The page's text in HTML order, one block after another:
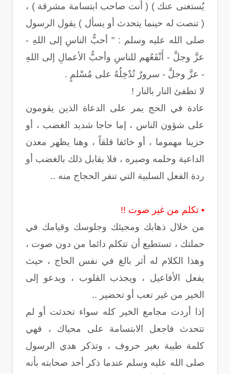
يُستغنى عنك ) ( أنت صاحب ابتسامة مشرقة ) ،
( تنصت له حينما يتحدث أو يسأل ) يقول الرسول
صلى الله عليه وسلم : " أحبُّ الناسِ إلى اللهِ -
عزَّ وجلَّ - أَنْفَعُهم للناسِ وأحبُّ الأعمالِ إلى اللهِ
- عزَّ وجلَّ - سرورٌ تُدْخِلُهُ على مُسْلمٍ .
لا تطفئ النار بالنار !
عادة في الحج يمر على الدعاة الذين يقومون
على شؤون الناس ، إما حاجا شديد الغضب ، أو
حزينا مهموما ، أو خائفا قلقاً ، وهنا يظهر معدن
الداعية وحلمه وصبره ، فلا يقابل ذلك بالغضب أو
ردة الفعل السلبية التي تنفر الحجاج منه ..
• تكلم من غير صوت !!
من خلال ذهابك ومجيئك وجلوسك وقيامك في
حملتك ، تستطيع أن تتكلم دائما من دون صوت ،
وهذا الكلام له أثر بالغ في نفس الحاج ، حيث
يفعل الأفاعيل ، ويجذب القلوب ، ويدعو إلى
الخير من غير تعب أو تحضير ..
إذا أردت مجامع الخير كله سواء تحدثت أو لم
تتحدث فاجعل الابتسامة على محياك ، فهي
كلمة طيبة بغير حروف ، وتذكر هدي الرسول
صلى الله عليه وسلم عندما ذكر أحد صحابته بأنه